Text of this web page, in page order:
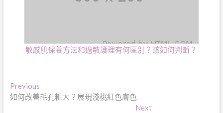
敏感肌保養方法和過敏護理有何區別？該如何判斷？
文
章
PreviousPrevious
post:
如何改善毛孔粗大？展現淺桃紅色膚色
NextNext